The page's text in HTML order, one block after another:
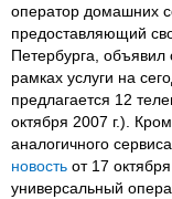
оператор домашних
предоставляющий
Петербурга,
рамках услуги на
предлагается 12
октября 2007 г.).
аналогичного
новость от 17
универсальный